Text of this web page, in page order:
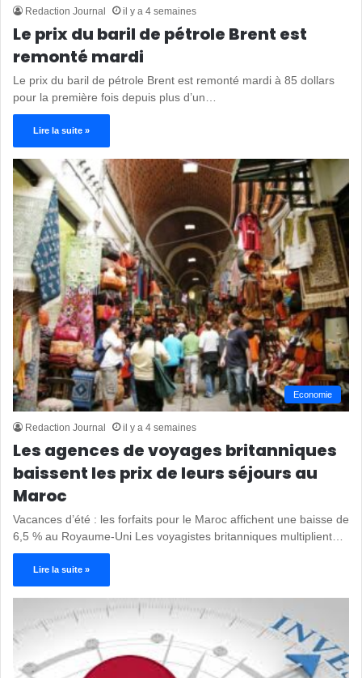
Redaction Journal il y a 4 semaines
Le prix du baril de pétrole Brent est
remonté mardi
Le prix du baril de pétrole Brent est remonté mardi à 85 dollars
pour la première fois depuis plus d’un…
Lire la suite »
Economie
Redaction Journal il y a 4 semaines
Les agences de voyages britanniques
baissent les prix de leurs séjours au
Maroc
Vacances d’été : les forfaits pour le Maroc affichent une baisse de
6,5 % au Royaume-Uni Les voyagistes britanniques multiplient…
Lire la suite »